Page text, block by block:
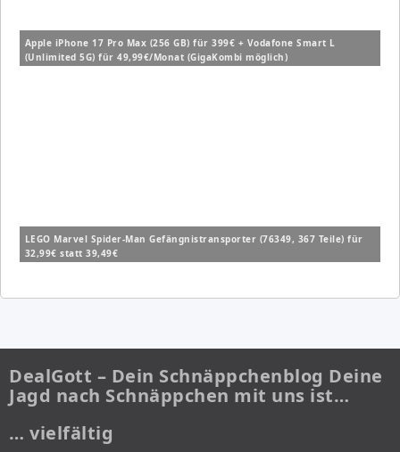
Apple iPhone 17 Pro Max (256 GB) für 399€ + Vodafone Smart L
(Unlimited 5G) für 49,99€/Monat (GigaKombi möglich)
LEGO Marvel Spider-Man Gefängnistransporter (76349, 367 Teile) für
32,99€ statt 39,49€
DealGott – Dein Schnäppchenblog Deine
Jagd nach Schnäppchen mit uns ist…
… vielfältig